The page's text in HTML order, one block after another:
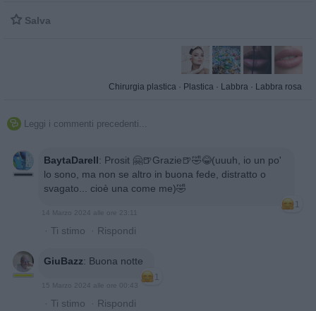
 Salva
Chirurgia plastica · Plastica · Labbra · Labbra rosa
 Leggi i commenti precedenti...
BaytaDarell: Prosit 🤗🍺Grazie🍺🤣😂(uuuh, io un po'
lo sono, ma non se altro in buona fede, distratto o
svagato... cioè una come me)🤣
1
14 Marzo 2024 alle ore 23:11
· Ti stimo · Rispondi
GiuBazz: Buona notte
1
15 Marzo 2024 alle ore 00:43
· Ti stimo · Rispondi